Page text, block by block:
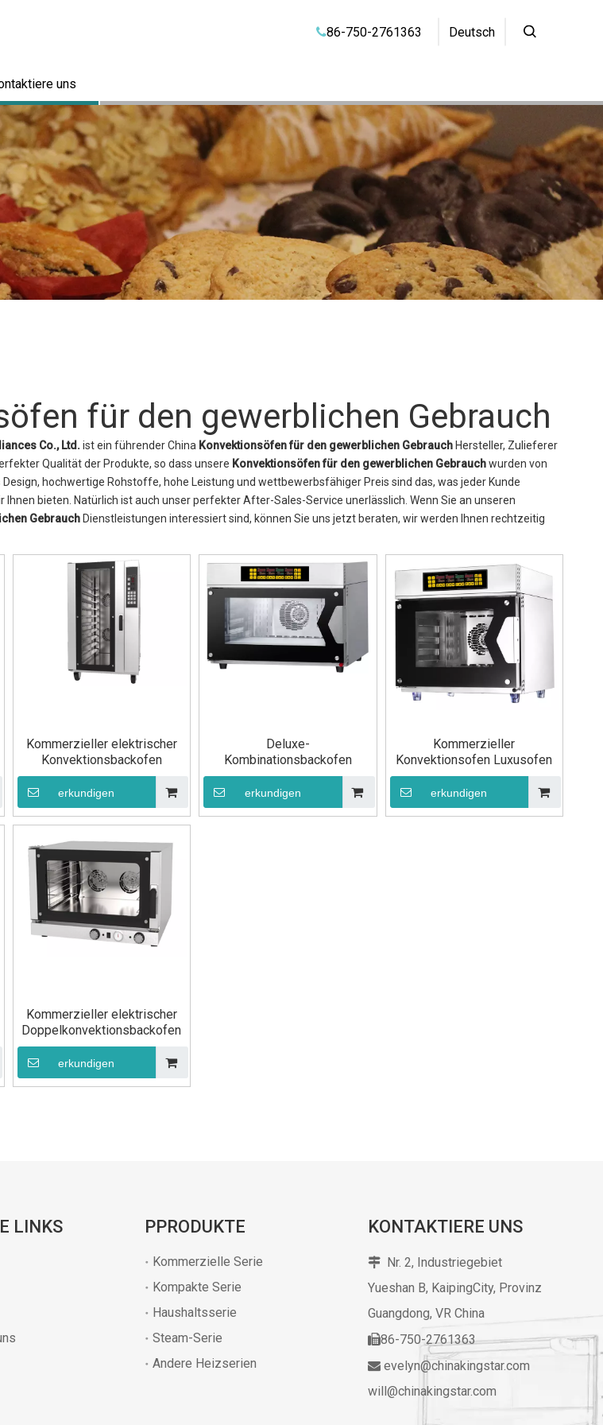
86-750-2761363 Deutsch
uns
für den gewerblichen Gebrauch
Co., Ltd. ist ein führender China Konvektionsöfen für den gewerblichen Gebrauch Hersteller, Zulieferer
Qualität der Produkte, so dass unsere Konvektionsöfen für den gewerblichen Gebrauchwurden von
hochwertige Rohstoffe, hohe Leistung und wettbewerbsfähiger Preis sind das, was jeder Kunde
Ihnen bieten. Natürlich ist auch unser perfekter After-Sales-Service unerlässlich. Wenn Sie an unseren
Gebrauch Dienstleistungen interessiert sind, können Sie uns jetzt beraten, wir werden Ihnen rechtzeitig
Kommerzieller elektrischer
Konvektionsbackofen
erkundigen
Deluxe-
Kombinationsbackofen
erkundigen
Kommerzieller
Konvektionsofen Luxusofen
erkundigen
Kommerzieller elektrischer
Doppelkonvektionsbackofen
erkundigen
LINKS PPRODUKTE
Kommerzielle Serie
Kompakte Serie
Haushaltsserie
Steam-Serie
Andere Heizserien
KONTAKTIERE UNS
 Nr. 2, Industriegebiet
Yueshan B, KaipingCity, Provinz
Guangdong,VR China
86-750-2761363
 evelyn@chinakingstar.com
will@chinakingstar.com